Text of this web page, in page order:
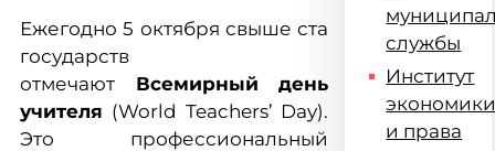
Ежегодно 5 октября свыше ста
государств
отмечают
Всемирный день
учителя (World Teachers’ Day).
Это профессиональный
службы
Институт
и права